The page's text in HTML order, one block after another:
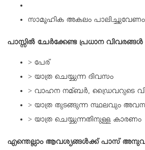
സാമൂഹിക അകലം പാലിച്ചുവേണം
പാസ്സില്‍ ചേര്‍ക്കേണ്ട പ്രധാന വിവരങ്ങള്‍
> പേര്
> യാത്ര ചെയ്യുന്ന ദിവസം
> വാഹന നമ്ബര്‍, ഡ്രൈവറുടെ
> യാത്ര തുടങ്ങുന്ന സ്ഥലവും
> യാത്ര ചെയ്യുന്നതിനുള്ള കാരണം
എന്തെല്ലാം ആവശ്യങ്ങള്‍ക്ക് പാസ്